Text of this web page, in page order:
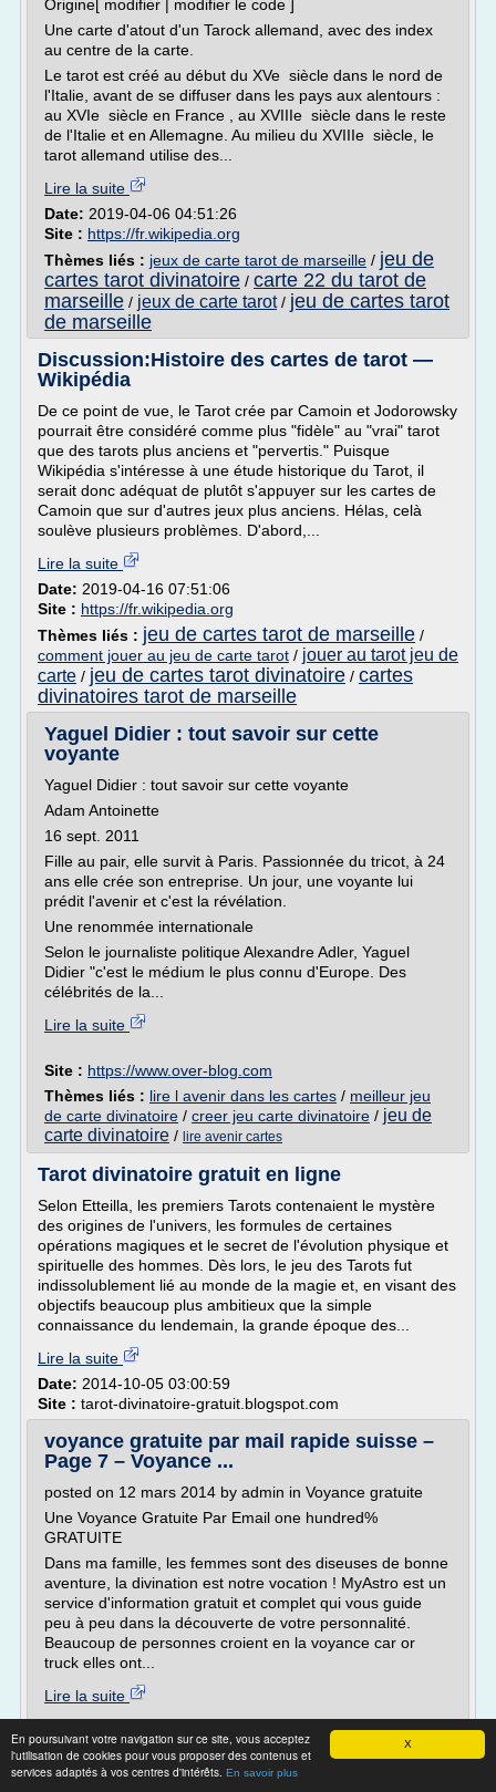
X
En poursuivant votre navigation sur ce site, vous acceptez
l'utilisation de cookies pour vous proposer des contenus et
services adaptés à vos centres d'intérêts. En savoir plus
Origine[ modifier | modifier le code ]
Une carte d'atout d'un Tarock allemand, avec des index
au centre de la carte.
Le tarot est créé au début du XVe siècle dans le nord de
l'Italie, avant de se diffuser dans les pays aux alentours :
au XVIe siècle en France , au XVIIIe siècle dans le reste
de l'Italie et en Allemagne. Au milieu du XVIIIe siècle, le
tarot allemand utilise des...
Lire la suite
Date: 2019-04-06 04:51:26
Site : https://fr.wikipedia.org
Thèmes liés : jeux de carte tarot de marseille / jeu de
cartes tarot divinatoire / carte 22 du tarot de
marseille / jeux de carte tarot/ jeu de cartes tarot
de marseille
Discussion:Histoire des cartes de tarot —
Wikipédia
De ce point de vue, le Tarot crée par Camoin et Jodorowsky
pourrait être considéré comme plus "fidèle" au "vrai" tarot
que des tarots plus anciens et "pervertis." Puisque
Wikipédia s'intéresse à une étude historique du Tarot, il
serait donc adéquat de plutôt s'appuyer sur les cartes de
Camoin que sur d'autres jeux plus anciens. Hélas, celà
soulève plusieurs problèmes. D'abord,...
Lire la suite
Date: 2019-04-16 07:51:06
Site : https://fr.wikipedia.org
Thèmes liés : jeu de cartes tarot de marseille /
comment jouer au jeu de carte tarot / jouer au tarot jeu de
carte / jeu de cartes tarot divinatoire / cartes
divinatoires tarot de marseille
Yaguel Didier : tout savoir sur cette
voyante
Yaguel Didier : tout savoir sur cette voyante
Adam Antoinette
16 sept. 2011
Fille au pair, elle survit à Paris. Passionnée du tricot, à 24
ans elle crée son entreprise. Un jour, une voyante lui
prédit l'avenir et c'est la révélation.
Une renommée internationale
Selon le journaliste politique Alexandre Adler, Yaguel
Didier "c'est le médium le plus connu d'Europe. Des
célébrités de la...
Lire la suite
Site : https://www.over-blog.com
Thèmes liés : lire l avenir dans les cartes / meilleur jeu
de carte divinatoire / creer jeu carte divinatoire / jeu de
carte divinatoire / lire avenir cartes
Tarot divinatoire gratuit en ligne
Selon Etteilla, les premiers Tarots contenaient le mystère
des origines de l'univers, les formules de certaines
opérations magiques et le secret de l'évolution physique et
spirituelle des hommes. Dès lors, le jeu des Tarots fut
indissolublement lié au monde de la magie et, en visant des
objectifs beaucoup plus ambitieux que la simple
connaissance du lendemain, la grande époque des...
Lire la suite
Date: 2014-10-05 03:00:59
Site : tarot-divinatoire-gratuit.blogspot.com
voyance gratuite par mail rapide suisse –
Page 7 – Voyance ...
posted on 12 mars 2014 by admin in Voyance gratuite
Une Voyance Gratuite Par Email one hundred%
GRATUITE
Dans ma famille, les femmes sont des diseuses de bonne
aventure, la divination est notre vocation ! MyAstro est un
service d'information gratuit et complet qui vous guide
peu à peu dans la découverte de votre personnalité.
Beaucoup de personnes croient en la voyance car or
truck elles ont...
Lire la suite
Site :http://www.voyant.mobi
Peut-on se tirer les cartes soi-même -